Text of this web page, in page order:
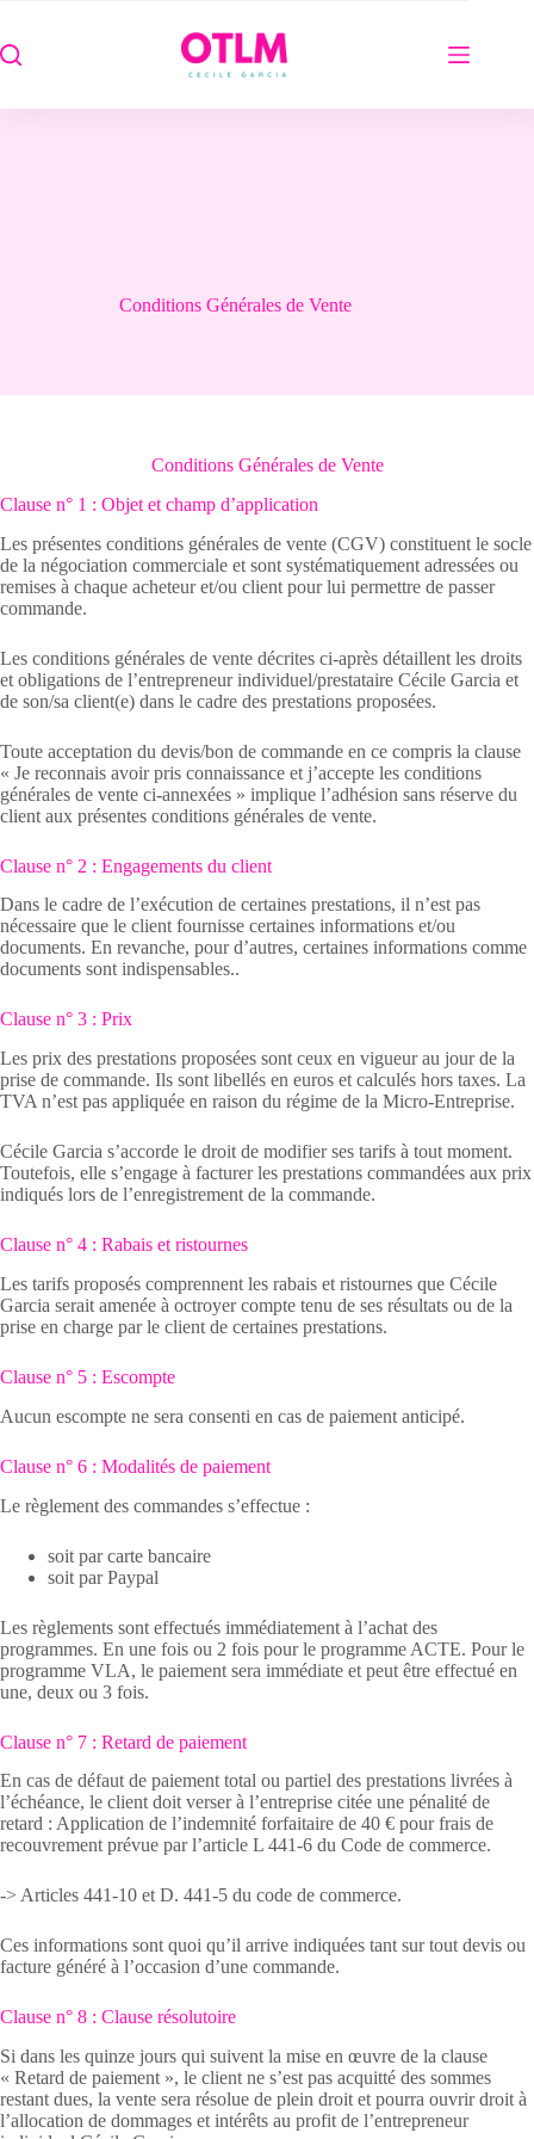
contenu
Conditions Générales de Vente
Conditions Générales de Vente
Clause n° 1 : Objet et champ d’application
Les présentes conditions générales de vente (CGV) constituent le socle
de la négociation commerciale et sont systématiquement adressées ou
remises à chaque acheteur et/ou client pour lui permettre de passer
commande.
Les conditions générales de vente décrites ci-après détaillent les droits
et obligations de l’entrepreneur individuel/prestataire Cécile Garcia et
de son/sa client(e) dans le cadre des prestations proposées.
Toute acceptation du devis/bon de commande en ce compris la clause
« Je reconnais avoir pris connaissance et j’accepte les conditions
générales de vente ci-annexées » implique l’adhésion sans réserve du
client aux présentes conditions générales de vente.
Clause n° 2 : Engagements du client
Dans le cadre de l’exécution de certaines prestations, il n’est pas
nécessaire que le client fournisse certaines informations et/ou
documents. En revanche, pour d’autres, certaines informations comme
documents sont indispensables..
Clause n° 3 : Prix
Les prix des prestations proposées sont ceux en vigueur au jour de la
prise de commande. Ils sont libellés en euros et calculés hors taxes. La
TVA n’est pas appliquée en raison du régime de la Micro-Entreprise.
Cécile Garcia s’accorde le droit de modifier ses tarifs à tout moment.
Toutefois, elle s’engage à facturer les prestations commandées aux prix
indiqués lors de l’enregistrement de la commande.
Clause n° 4 : Rabais et ristournes
Les tarifs proposés comprennent les rabais et ristournes que Cécile
Garcia serait amenée à octroyer compte tenu de ses résultats ou de la
prise en charge par le client de certaines prestations.
Clause n° 5 : Escompte
Aucun escompte ne sera consenti en cas de paiement anticipé.
Clause n° 6 : Modalités de paiement
Le règlement des commandes s’effectue :
soit par carte bancaire
soit par Paypal
Les règlements sont effectués immédiatement à l’achat des
programmes. En une fois ou 2 fois pour le programme ACTE. Pour le
programme VLA, le paiement sera immédiate et peut être effectué en
une, deux ou 3 fois.
Clause n° 7 : Retard de paiement
En cas de défaut de paiement total ou partiel des prestations livrées à
l’échéance, le client doit verser à l’entreprise citée une pénalité de
retard : Application de l’indemnité forfaitaire de 40 € pour frais de
recouvrement prévue par l’article L 441-6 du Code de commerce.
-> Articles 441-10 et D. 441-5 du code de commerce.
Ces informations sont quoi qu’il arrive indiquées tant sur tout devis ou
facture généré à l’occasion d’une commande.
Clause n° 8 : Clause résolutoire
Si dans les quinze jours qui suivent la mise en œuvre de la clause
« Retard de paiement », le client ne s’est pas acquitté des sommes
restant dues, la vente sera résolue de plein droit et pourra ouvrir droit à
l’allocation de dommages et intérêts au profit de l’entrepreneur